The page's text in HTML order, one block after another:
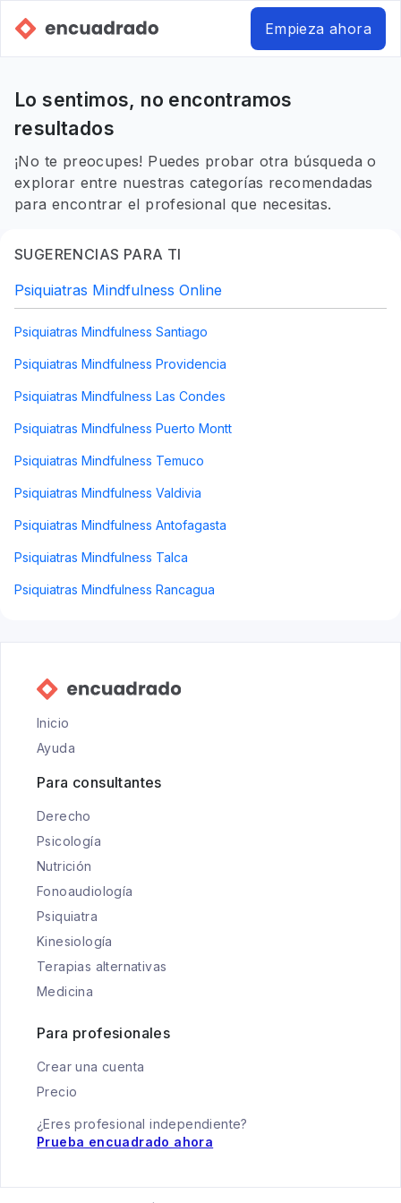
Empieza ahora
Lo sentimos, no encontramos
resultados
¡No te preocupes! Puedes probar otra búsqueda o
explorar entre nuestras categorías recomendadas
para encontrar el profesional que necesitas.
SUGERENCIAS PARA TI
Psiquiatras Mindfulness Online
Psiquiatras Mindfulness Santiago
Psiquiatras Mindfulness Providencia
Psiquiatras Mindfulness Las Condes
Psiquiatras Mindfulness Puerto Montt
Psiquiatras Mindfulness Temuco
Psiquiatras Mindfulness Valdivia
Psiquiatras Mindfulness Antofagasta
Psiquiatras Mindfulness Talca
Psiquiatras Mindfulness Rancagua
Inicio
Ayuda
Para consultantes
Derecho
Psicología
Nutrición
Fonoaudiología
Psiquiatra
Kinesiología
Terapias alternativas
Medicina
Para profesionales
Crear una cuenta
Precio
¿Eres profesional independiente?
Prueba encuadrado ahora